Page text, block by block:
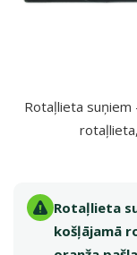
Rotaļlieta suņiem
Rotaļlieta
košļājamā